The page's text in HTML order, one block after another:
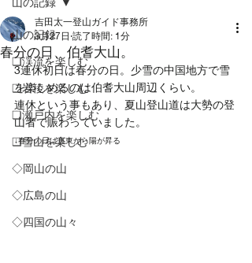
山の記録
❏渓流を楽しむ
❑岩稜を楽しむ
❏瀬戸内を楽しむ
❑雪山を楽しむ
◇岡山の山
◇広島の山
◇四国の山々
春分の日、伯耆大山。
吉田太一登山ガイド事務所
3月27日 読了時間: 1分
3連休初日は春分の日。少雪の中国地方で雪
を楽しめるのは伯耆大山周辺くらい。
連休という事もあり、夏山登山道は大勢の登
山者で賑わっていました。
↓春分の日は真東から陽が昇る